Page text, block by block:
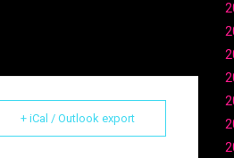
+ iCal / Outlook export